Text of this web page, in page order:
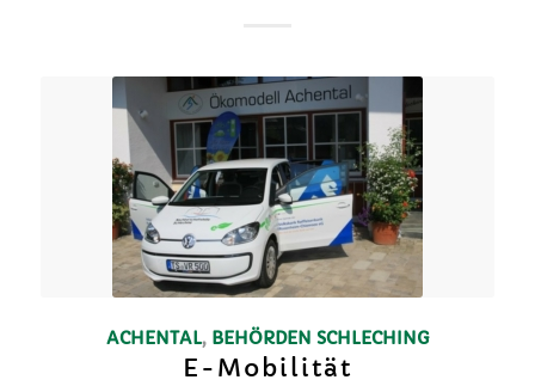
ACHENTAL, BEHÖRDEN SCHLECHING
E-Mobilität